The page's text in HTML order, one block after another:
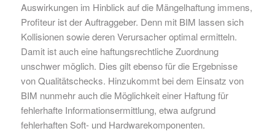
Auswirkungen im Hinblick auf die Mängelhaftung immens,
Profiteur ist der Auftraggeber. Denn mit BIM lassen sich
Kollisionen sowie deren Verursacher optimal ermitteln.
Damit ist auch eine haftungsrechtliche Zuordnung
unschwer möglich. Dies gilt ebenso für die Ergebnisse
von Qualitätschecks. Hinzukommt bei dem Einsatz von
BIM nunmehr auch die Möglichkeit einer Haftung für
fehlerhafte Informationsermittlung, etwa aufgrund
fehlerhaften Soft- und Hardwarekomponenten.